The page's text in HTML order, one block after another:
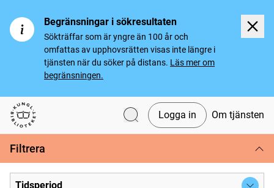
Begränsningar i sökresultaten
Sökträffar som är yngre än 100 år och
omfattas av upphovsrätten visas inte längre i
tjänsten när du söker på distans. Läs mer om
begränsningen.
Svenska tidningar
Logga in Om tjänsten
Filtrera
Tidsperiod